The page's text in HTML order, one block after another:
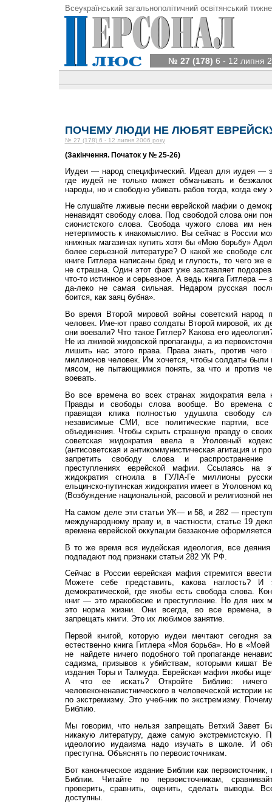
Всеукраїнський загальнополітичний освітянський
№ 27 (178) 6 - 12 липня
ПОЧЕМУ ЛЮДИ НЕ ЛЮБЯТ
№ 27 (178) 6 - 12 липня 2006 року
(Закінчення. Початок у № 25-26)
Иудеи — народ специфический. Идеал для иудея —
где иудей не только может обманывать и
народы, но и свободно убивать рабов тогда, когда ему
Не слушайте лживые песни еврейской мафии о
ненавидят свободу слова. Под свободой слова они
сионистского слова. Свобода чужого слова им
нетерпимость к инакомыслию. Вы сейчас в России
книжных магазинах купить хотя бы «Мою борьбу»
более серьезной литературе? О какой же свободе
книге Гитлера написаны бред и глупость, то чего же
не страшна. Один этот факт уже заставляет
что-то истинное и серьезное. А ведь книга Гитлера —
да-леко не самая сильная. Недаром русская
боится, как заяц бубна».
Во время Второй мировой войны советский народ
человек. Име-ют право солдаты Второй мировой, их
они воевали? Что такое Гитлер? Какова его
Не из лживой жидовской пропаганды, а из
лишить нас этого права. Права знать, против
миллионов человек. Им хочется, чтобы солдаты
мясом, не пытающимися понять, за что и против
воевать.
Во все времена во всех странах жидократия вела
Правды и свободы слова вообще. Во времена
правящая клика полностью удушила свободу
независимые СМИ, все политические партии, все
объединения. Чтобы скрыть страшную правду о
советская жидократия ввела в Уголовный
(антисоветская и антикоммунистическая агитация и
запретить свободу слова и
преступлениях еврейской мафии. Ссылаясь на
жидократия сгноила в ГУЛА-Ге миллионы
ельцинско-путинская жидократия имеет в Уголовном
(Возбуждение национальной, расовой и религиозной
На самом деле эти статьи УК— и 58, и 282 —
международному праву и, в частности, статье 19
времена еврейской оккупации беззаконие оформляется
В то же время вся иудейская идеология, все
подпадают под признаки статьи 282 УК РФ.
Сейчас в России еврейская мафия стремится
Можете себе представить, какова наглость?
демократической, где якобы есть свобода слова.
книг — это мракобесие и преступление. Но для них
это норма жизни. Они всегда, во все времена,
запрещать книги. Это их любимое занятие.
Первой книгой, которую иудеи мечтают сегодня
естественно книга Гитлера «Моя борьба». Но в
не найдете ничего подобного той пропаганде
садизма, призывов к убийствам, которыми кишат
издания Торы и Талмуда. Еврейская мафия якобы
А что ее искать? Откройте Библию: ничего
человеконенавистнического в человеческой истории
по экстремизму. Это учеб-ник по экстремизму.
Библию.
Мы говорим, что нельзя запрещать Ветхий Завет
никакую литературу, даже самую экстремистскую.
идеологию иудаизма надо изучать в школе. И
преступна. Объяснять по первоисточникам.
Вот каноническое издание Библии как
Библии. Читайте по первоисточникам,
проверить, сравнить, оценить, сделать выводы.
доступны.